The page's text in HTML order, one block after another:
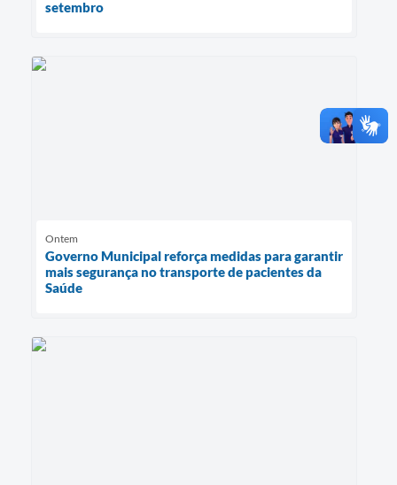
setembro
Ontem
Governo Municipal reforça medidas para garantir
mais segurança no transporte de pacientes da
Saúde